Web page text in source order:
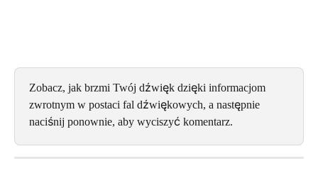
Zobacz, jak brzmi Twój dźwięk dzięki informacjom
zwrotnym w postaci fal dźwiękowych, a następnie
naciśnij ponownie, aby wyciszyć komentarz.